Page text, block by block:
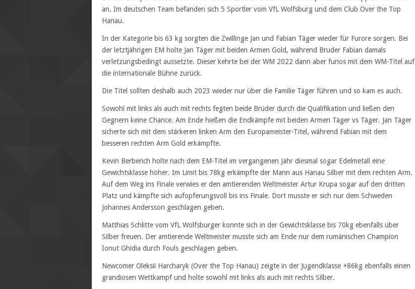
an. Im deutschen Team befanden sich 5 Sportler vom VfL Wolfsburg und dem Club Over the Top
Hanau.
In der Kategorie bis 63 kg sorgten die Zwillinge Jan und Fabian Täger wieder für Furore sorgen. Bei
der letztjährigen EM holte Jan Täger mit beiden Armen Gold, während Bruder Fabian damals
verletzungsbedingt aussetzte. Dieser kehrte bei der WM 2022 dann aber furios mit dem WM-Titel auf
die internationale Bühne zurück.
Die Titel sollten deshalb auch 2023 wieder nur über die Familie Täger führen und so kam es auch.
Sowohl mit links als auch mit rechts fegten beide Brüder durch die Qualifikation und ließen den
Gegnern keine Chance. Am Ende hießen die Endkämpfe mit beiden Armen Täger vs Täger. Jan Täger
sicherte sich mit dem stärkeren linken Arm den Europameister-Titel, während Fabian mit dem
besseren rechten Arm Gold erkämpfte.
Kevin Berberich holte nach dem EM-Titel im vergangenen Jahr diesmal sogar Edelmetall eine
Gewichtsklasse höher. Im Limit bis 78kg erkämpfte der Mann aus Hanau Silber mit dem rechten Arm.
Auf dem Weg ins Finale verwies er den amtierenden Weltmeister Artur Krupa sogar auf den dritten
Platz und kämpfte sich aufopferungsvoll bis ins Finale. Dort musste er sich nur dem Schweden
Johannes Andersson geschlagen geben.
Matthias Schlitte vom VfL Wolfsburger konnte sich in der Gewichtsklasse bis 70kg ebenfalls über
Silber freuen. Der amtierende Weltmeister musste sich am Ende nur dem rumänischen Champion
Ionut Ghidia durch Fouls geschlagen geben.
Newcomer Oleksii Harcharyk (Over the Top Hanau) zeigte in der Jugendklasse +86kg ebenfalls einen
grandiosen Wettkampf und holte sowohl mit links als auch mit rechts Silber.